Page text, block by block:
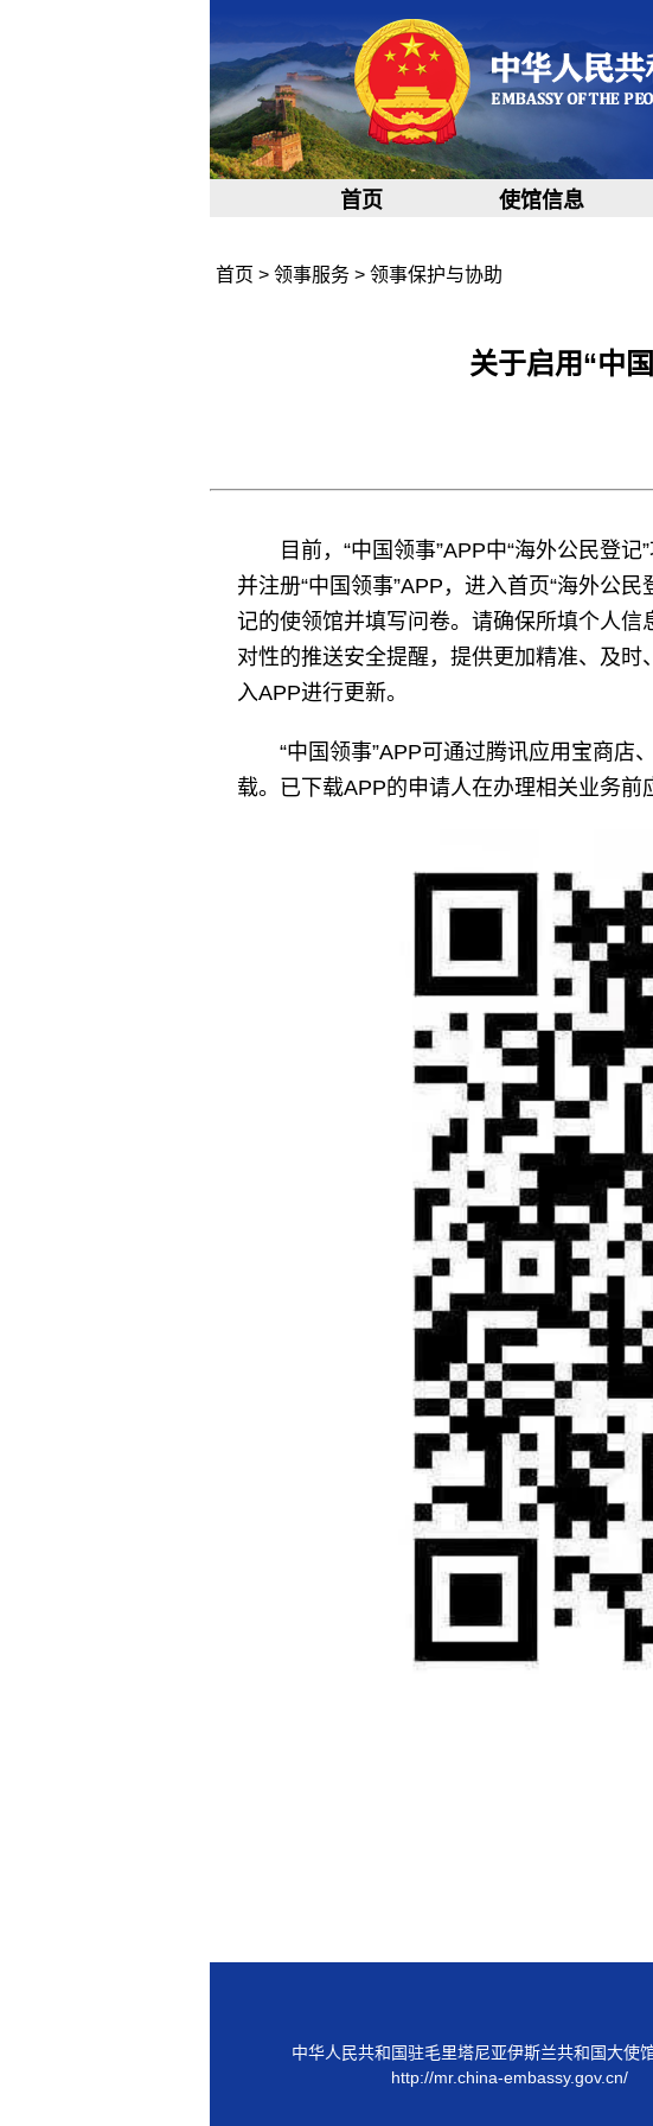
首页 使馆信息
首页 > 领事服务> 领事保护与协助
关于启用“中
目前，“中国领事”APP中“海外公民登
并注册“中国领事”APP，进入首页“海外公
记的使领馆并填写问卷。请确保所填个人
对性的推送安全提醒，提供更加精准、及
入APP进行更新。
“中国领事”APP可通过腾讯应用宝商
载。已下载APP的申请人在办理相关业务前
中华人民共和国驻毛里塔尼亚伊斯兰共和国大使
http://mr.china-embassy.gov.cn/